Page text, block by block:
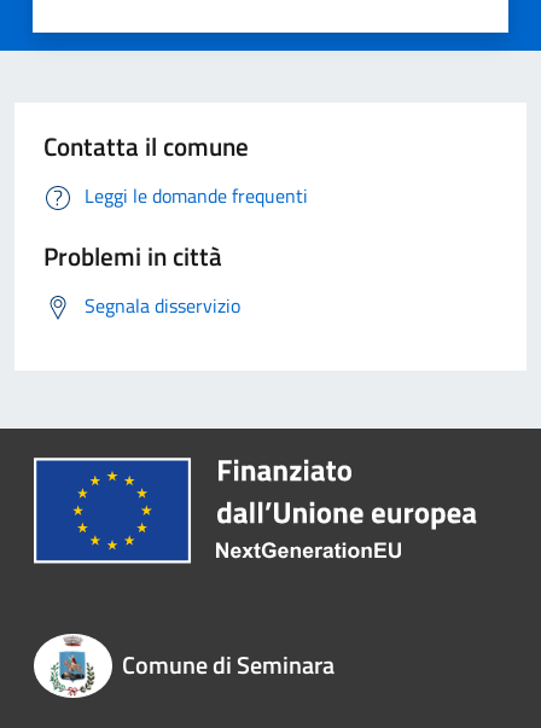
Contatta il comune
Leggi le domande frequenti
Problemi in città
Segnala disservizio
Comune di Seminara